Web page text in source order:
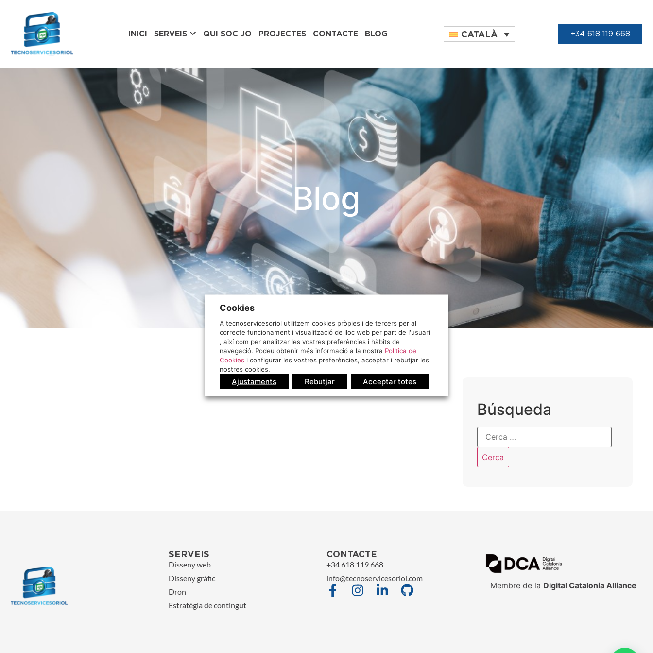
INICI SERVEIS QUI SOC JO PROJECTES CONTACTE BLOG CATALÀ +34 618 119 668
Blog
Búsqueda
SERVEIS
Disseny web
Disseny gràfic
Dron
Estratègia de contingut
CONTACTE
+34 618 119 668
info@tecnoservicesoriol.com
Membre de la Digital Catalonia Alliance
Cookies
A tecnoservicesoriol utilitzem cookies pròpies i de tercers per al
correcte funcionament i visualització de lloc web per part de l'usuari
, així com per analitzar les vostres preferències i hàbits de
navegació. Podeu obtenir més informació a la nostra Política de
Cookies i configurar les vostres preferències, acceptar i rebutjar les
nostres cookies.
Ajustaments Rebutjar Acceptar totes